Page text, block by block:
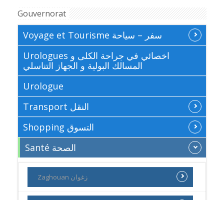
Gouvernorat
Voyage et Tourisme سفر – سياحة
Urologues اخصائي في جراحة الكلى و
المسالك البولية و الجهاز التناسلي
Urologue
Transport النقل
Shopping التسوق
Santé الصحة
Zaghouan زغوان